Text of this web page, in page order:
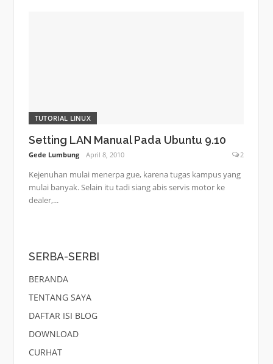
TUTORIAL LINUX
Setting LAN Manual Pada Ubuntu 9.10
Gede Lumbung April 8, 2010 2
Kejenuhan mulai menerpa gue, karena tugas kampus yang
mulai banyak. Selain itu tadi siang abis servis motor ke
dealer,...
SERBA-SERBI
BERANDA
TENTANG SAYA
DAFTAR ISI BLOG
DOWNLOAD
CURHAT